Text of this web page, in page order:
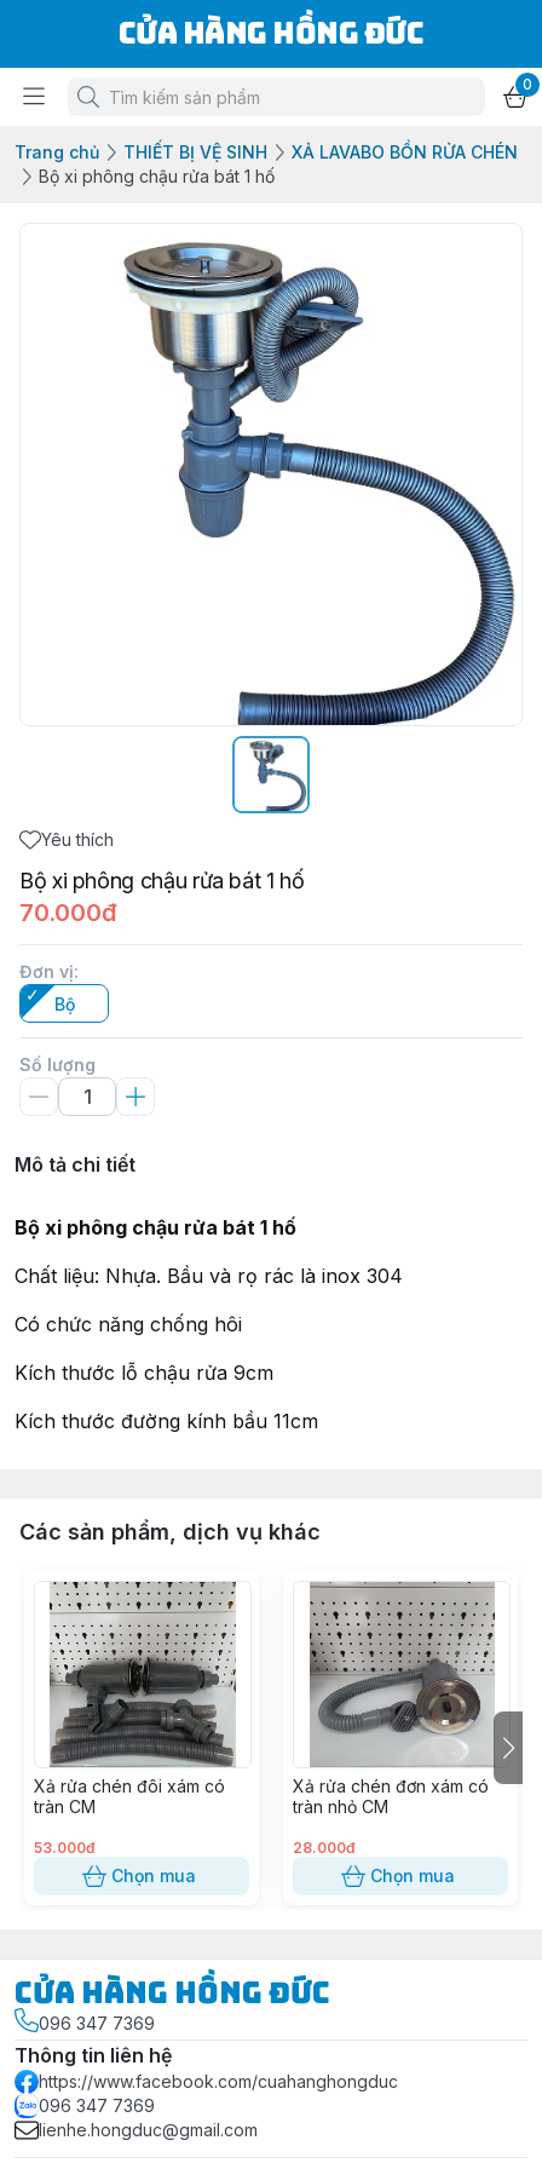
Cửa Hàng Hồng Đức
0
Trang chủ THIẾT BỊ VỆ SINH
XẢ LAVABO BỒN RỬA CHÉN
Bộ xi phông chậu rửa bát 1 hố
Yêu thích
Bộ xi phông chậu rửa bát 1 hố
70.000đ
Đơn vị:
Bộ
Số lượng
Mô tả chi tiết
Bộ xi phông chậu rửa bát 1 hố
Chất liệu: Nhựa. Bầu và rọ rác là inox 304
Có chức năng chống hôi
Kích thước lỗ chậu rửa 9cm
Kích thước đường kính bầu 11cm
Các sản phẩm, dịch vụ khác
Xả rửa chén đôi xám có
tràn CM
53.000đ
Chọn mua
Xả rửa chén đơn xám có
tràn nhỏ CM
28.000đ
Chọn mua
Cửa Hàng Hồng Đức
096 347 7369
Thông tin liên hệ
https://www.facebook.com/cuahanghongduc
096 347 7369
lienhe.hongduc@gmail.com